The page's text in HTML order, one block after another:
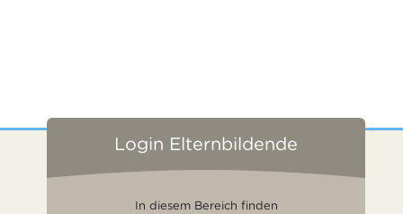
Login Elternbildende
In diesem Bereich finden